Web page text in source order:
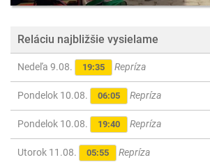
Reláciu najbližšie vysielame
Nedeľa 9.08. 19:35 Repríza
Pondelok 10.08. 06:05 Repríza
Pondelok 10.08. 19:40 Repríza
Utorok 11.08. 05:55 Repríza